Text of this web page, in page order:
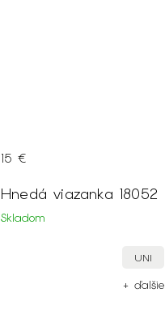
Hnedá viazanka 18052
Skladom
15 €
UNI
+ ďalšie